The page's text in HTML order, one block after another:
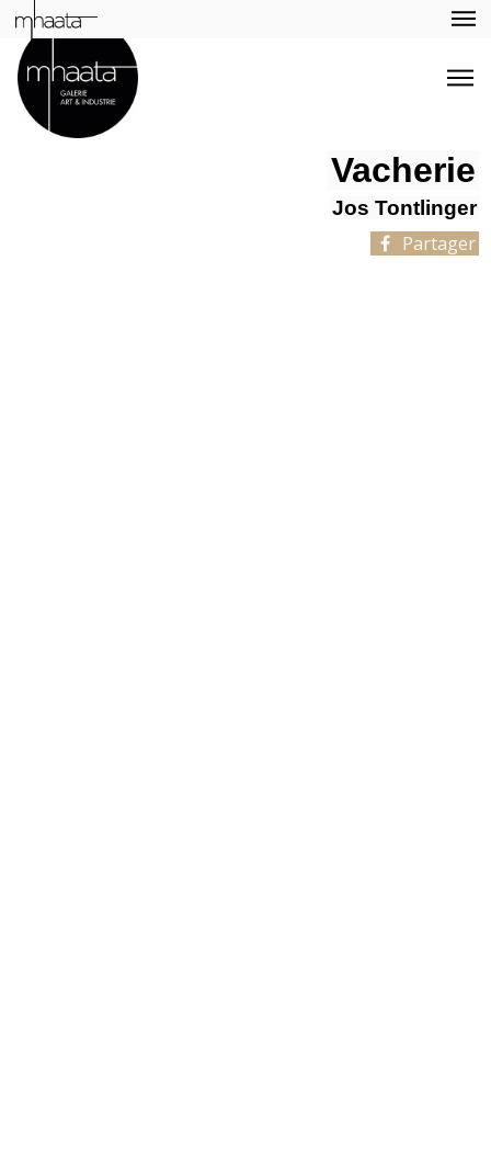
Vacherie
Jos Tontlinger
Partager